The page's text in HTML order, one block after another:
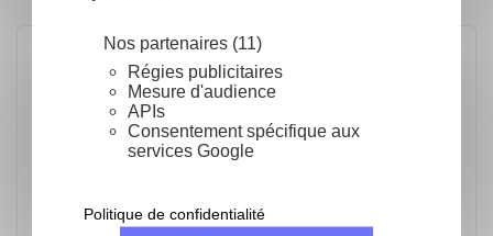
Nos partenaires (11)
Régies publicitaires
Mesure d'audience
APIs
Consentement spécifique aux
services Google
Politique de confidentialité